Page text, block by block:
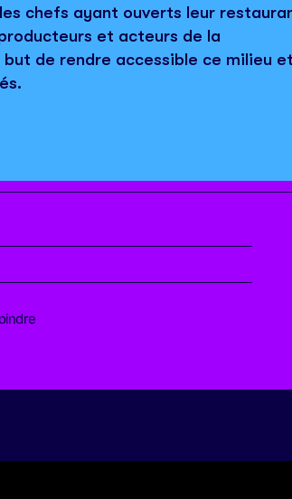
chefs ayant ouverts leur
et acteurs de la
de rendre accessible ce milieu et